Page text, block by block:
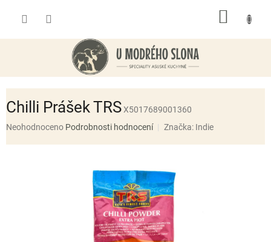
Chilli Prášek TRSX5017689001360
Průměrné
Neohodnoceno Podrobnosti hodnocení Značka: Indie